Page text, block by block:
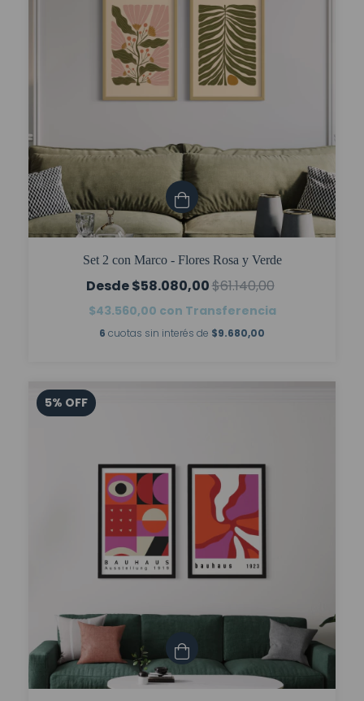
Set 2 con Marco - Flores Rosa y Verde
$58.080,00$61.140,00
$43.560,00 con Transferencia
6 cuotas sin interés de $9.680,00
5% OFF